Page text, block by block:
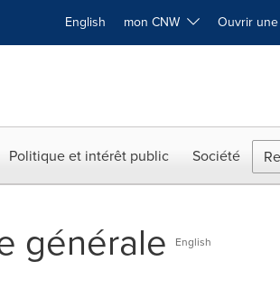
English mon CNW Ouvrir
Politique et intérêt public Société
générale English